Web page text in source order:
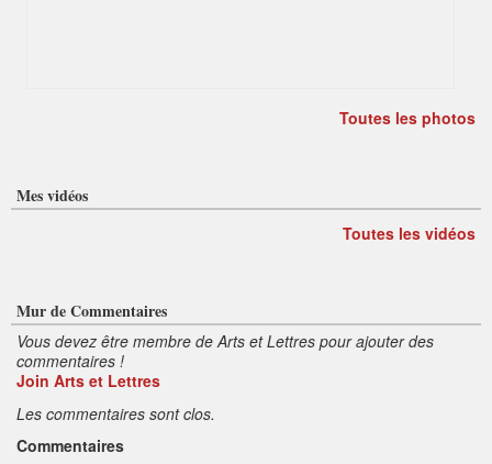
Toutes les photos
Mes vidéos
Toutes les vidéos
Mur de Commentaires
Vous devez être membre de Arts et Lettres pour ajouter des
commentaires !
Join Arts et Lettres
Les commentaires sont clos.
Commentaires